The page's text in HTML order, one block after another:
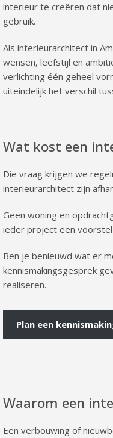
interieur te creëren dat
gebruik.
Als interieurarchitect in
wensen, leefstijl en
verlichting één geheel
uiteindelijk het verschil
Wat kost een
Die vraag krijgen we
interieurarchitect zijn
Geen woning en
ieder project een
Ben je benieuwd wat er
kennismakingsgesprek
realiseren.
Plan een
Waarom een
Een verbouwing of